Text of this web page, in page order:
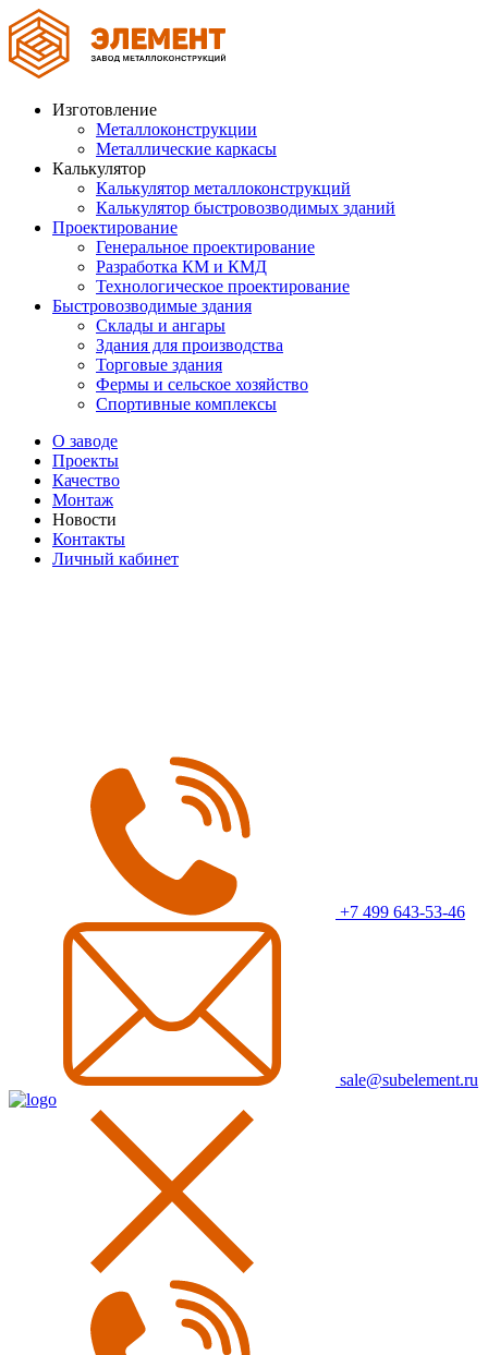
Изготовление
Металлоконструкции
Металлические каркасы
Калькулятор
Калькулятор металлоконструкций
Калькулятор быстровозводимых зданий
Проектирование
Генеральное проектирование
Разработка КМ и КМД
Технологическое проектирование
Быстровозводимые здания
Склады и ангары
Здания для производства
Торговые здания
Фермы и сельское хозяйство
Спортивные комплексы
О заводе
Проекты
Качество
Монтаж
Новости
Контакты
Личный кабинет
+7 499 643-53-46
sale@subelement.ru